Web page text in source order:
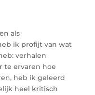
als
ik profijt van wat
verhalen
te ervaren hoe
heb ik geleerd
heel kritisch